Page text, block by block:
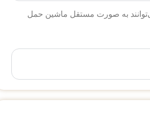
به صورت مستقل ماشین حمل